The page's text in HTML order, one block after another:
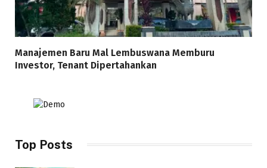
Manajemen Baru Mal Lembuswana Memburu
Investor, Tenant Dipertahankan
Top Posts